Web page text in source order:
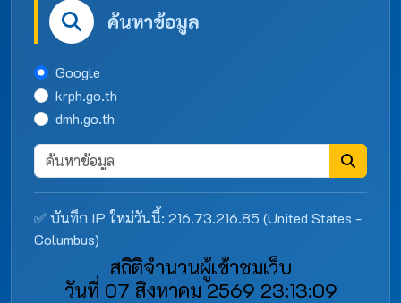
ค้นหาข้อมูล
Google
krph.go.th
dmh.go.th
✅ บันทึก IP ใหม่วันนี้: 216.73.216.85 (United States -
Columbus)
สถิติจำนวนผู้เข้าชมเว็บ
วันที่ 07 สิงหาคม 2569 23:13:09